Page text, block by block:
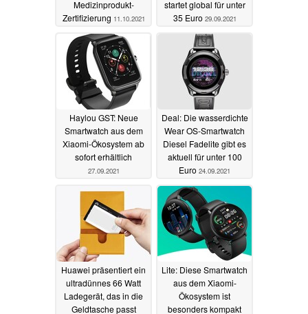
Medizinprodukt-
Zertifizierung 11.10.2021
startet global für unter
35 Euro 29.09.2021
Haylou GST: Neue
Smartwatch aus dem
Xiaomi-Ökosystem ab
sofort erhältlich
27.09.2021
Deal: Die wasserdichte
Wear OS-Smartwatch
Diesel Fadelite gibt es
aktuell für unter 100
Euro 24.09.2021
Huawei präsentiert ein
ultradünnes 66 Watt
Ladegerät, das in die
Geldtasche passt
Lite: Diese Smartwatch
aus dem Xiaomi-
Ökosystem ist
besonders kompakt